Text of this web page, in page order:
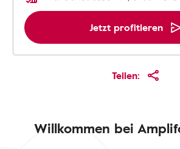
Jetzt profitieren
Teilen:
Willkommen bei